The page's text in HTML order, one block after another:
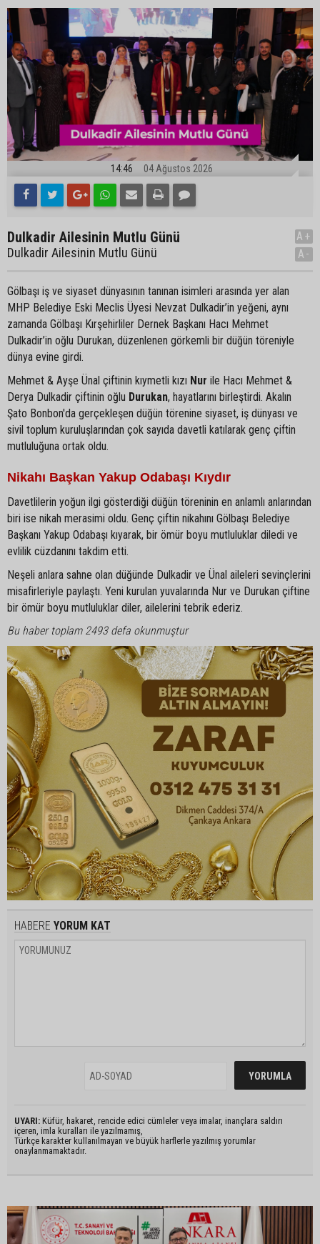
14:46 04 Ağustos 2026
Dulkadir Ailesinin Mutlu Günü
Dulkadir Ailesinin Mutlu Günü
A+
A-
Gölbaşı iş ve siyaset dünyasının tanınan isimleri arasında yer alan
MHP Belediye Eski Meclis Üyesi Nevzat Dulkadir’in yeğeni, aynı
zamanda Gölbaşı Kırşehirliler Dernek Başkanı Hacı Mehmet
Dulkadir’in oğlu Durukan, düzenlenen görkemli bir düğün töreniyle
dünya evine girdi.
Mehmet & Ayşe Ünal çiftinin kıymetli kızı Nur ile Hacı Mehmet &
Derya Dulkadir çiftinin oğlu Durukan, hayatlarını birleştirdi. Akalın
Şato Bonbon'da gerçekleşen düğün törenine siyaset, iş dünyası ve
sivil toplum kuruluşlarından çok sayıda davetli katılarak genç çiftin
mutluluğuna ortak oldu.
Nikahı Başkan Yakup Odabaşı Kıydır
Davetlilerin yoğun ilgi gösterdiği düğün töreninin en anlamlı anlarından
biri ise nikah merasimi oldu. Genç çiftin nikahını Gölbaşı Belediye
Başkanı Yakup Odabaşı kıyarak, bir ömür boyu mutluluklar diledi ve
evlilik cüzdanını takdim etti.
Neşeli anlara sahne olan düğünde Dulkadir ve Ünal aileleri sevinçlerini
misafirleriyle paylaştı. Yeni kurulan yuvalarında Nur ve Durukan çiftine
bir ömür boyu mutluluklar diler, ailelerini tebrik ederiz.
Bu haber toplam 2493 defa okunmuştur
HABERE YORUM KAT
UYARI: Küfür, hakaret, rencide edici cümleler veya imalar, inançlara saldırı
içeren, imla kuralları ile yazılmamış,
Türkçe karakter kullanılmayan ve büyük harflerle yazılmış yorumlar
onaylanmamaktadır.